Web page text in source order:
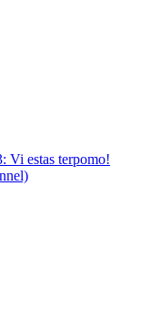
Vi estas terpomo!